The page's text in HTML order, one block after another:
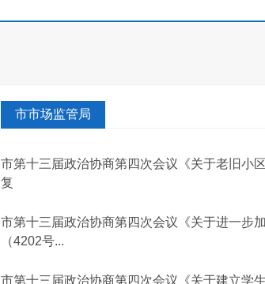
市市场监管局
市第十三届政治协商第四次会议《关于老旧小
复
市第十三届政治协商第四次会议《关于进一步
（4202号...
市第十三届政治协商第四次会议《关于建立学